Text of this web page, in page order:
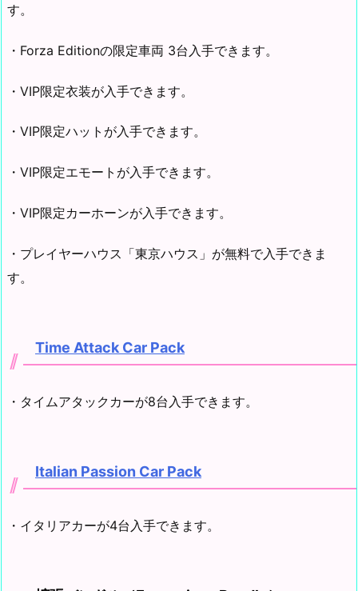
す。
・Forza Editionの限定車両 3台入手できます。
・VIP限定衣装が入手できます。
・VIP限定ハットが入手できます。
・VIP限定エモートが入手できます。
・VIP限定カーホーンが入手できます。
・プレイヤーハウス「東京ハウス」が無料で入手できま
す。
Time Attack Car Pack
・タイムアタックカーが8台入手できます。
Italian Passion Car Pack
・イタリアカーが4台入手できます。